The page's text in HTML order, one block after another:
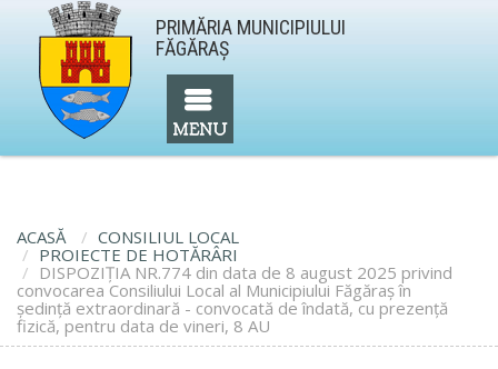
PRIMĂRIA MUNICIPIULUI
FĂGĂRAŞ
ACASĂ
CONSILIUL LOCAL
PROIECTE DE HOTĂRÂRI
DISPOZIȚIA NR.774 din data de 8 august 2025 privind
convocarea Consiliului Local al Municipiului Făgăraș în
ședință extraordinară - convocată de îndată, cu prezență
fizică, pentru data de vineri, 8 AU